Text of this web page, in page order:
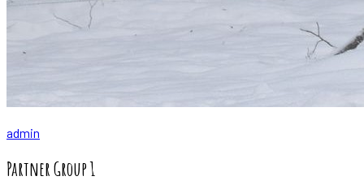
admin
Partner Group 1